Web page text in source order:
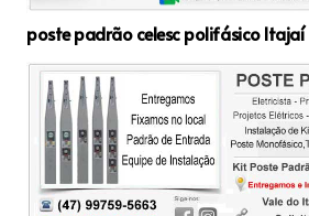
poste padrão celesc polifásico Itajaí